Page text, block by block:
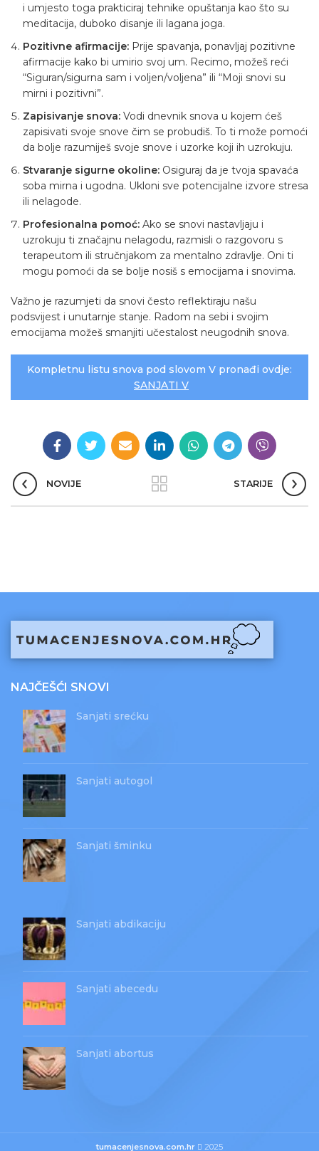
i umjesto toga prakticiraj tehnike opuštanja kao što su
meditacija, duboko disanje ili lagana joga.
Pozitivne afirmacije: Prije spavanja, ponavljaj pozitivne
afirmacije kako bi umirio svoj um. Recimo, možeš reći
“Siguran/sigurna sam i voljen/voljena” ili “Moji snovi su
mirni i pozitivni”.
Zapisivanje snova: Vodi dnevnik snova u kojem ćeš
zapisivati svoje snove čim se probudiš. To ti može pomoći
da bolje razumiješ svoje snove i uzorke koji ih uzrokuju.
Stvaranje sigurne okoline: Osiguraj da je tvoja spavaća
soba mirna i ugodna. Ukloni sve potencijalne izvore stresa
ili nelagode.
Profesionalna pomoć: Ako se snovi nastavljaju i
uzrokuju ti značajnu nelagodu, razmisli o razgovoru s
terapeutom ili stručnjakom za mentalno zdravlje. Oni ti
mogu pomoći da se bolje nosiš s emocijama i snovima.
Važno je razumjeti da snovi često reflektiraju našu
podsvijest i unutarnje stanje. Radom na sebi i svojim
emocijama možeš smanjiti učestalost neugodnih snova.
Kompletnu listu snova pod slovom V pronađi ovdje:
SANJATI V
NOVIJE STARIJE
NAJČEŠĆI SNOVI
Sanjati srećku
Sanjati autogol
Sanjati šminku
Sanjati abdikaciju
Sanjati abecedu
Sanjati abortus
tumacenjesnova.com.hr 2025